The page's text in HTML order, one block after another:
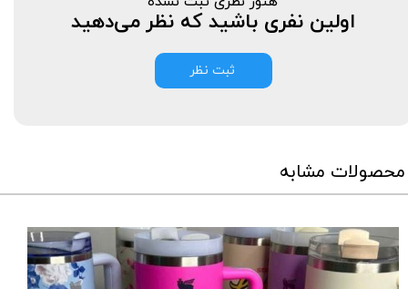
اولین نفری باشید که نظر می‌دهید
ثبت نظر
محصولات مشابه